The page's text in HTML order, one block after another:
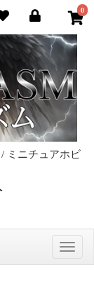
0
ミニチュアホビ